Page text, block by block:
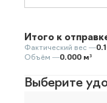
Итого к
Фактический вес —
Объём —0.000 м³
Выберите